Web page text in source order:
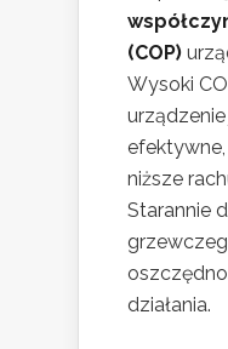
(COP)
Wysoki
efektywne,
niższe
Starannie
działania.